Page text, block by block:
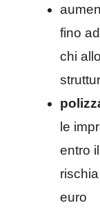
fino
chi
le
entro
euro